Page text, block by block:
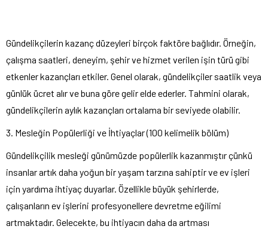
Gündelikçilerin kazanç düzeyleri birçok faktöre bağlıdır. Örneğin,
çalışma saatleri, deneyim, şehir ve hizmet verilen işin türü gibi
etkenler kazançları etkiler. Genel olarak, gündelikçiler saatlik veya
günlük ücret alır ve buna göre gelir elde ederler. Tahmini olarak,
gündelikçilerin aylık kazançları ortalama bir seviyede olabilir.
3. Mesleğin Popülerliği ve İhtiyaçlar (100 kelimelik bölüm)
Gündelikçilik mesleği günümüzde popülerlik kazanmıştır çünkü
insanlar artık daha yoğun bir yaşam tarzına sahiptir ve ev işleri
için yardıma ihtiyaç duyarlar. Özellikle büyük şehirlerde,
çalışanların ev işlerini profesyonellere devretme eğilimi
artmaktadır. Gelecekte, bu ihtiyacın daha da artması